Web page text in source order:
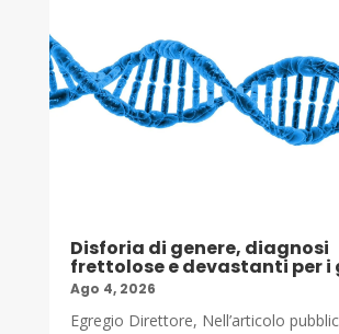
Disforia di genere, diagnosi
frettolose e devastanti per i
Ago 4, 2026
Egregio Direttore, Nell’articolo